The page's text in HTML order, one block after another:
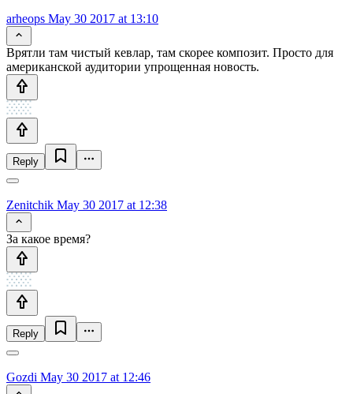
arheops May 30 2017 at 13:10
Врятли там чистый кевлар, там скорее композит. Просто для
американской аудитории упрощенная новость.
Reply
Zenitchik May 30 2017 at 12:38
За какое время?
Reply
Gozdi May 30 2017 at 12:46